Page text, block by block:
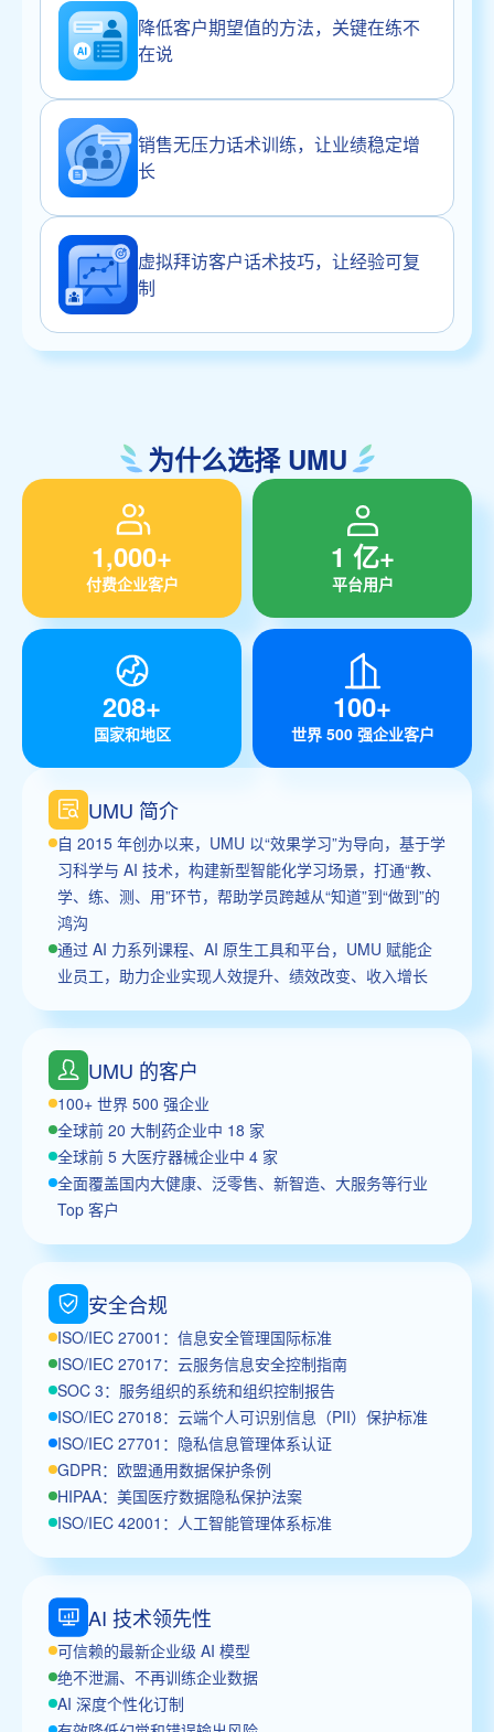
降低客户期望值的方法，关键在练不
在说
销售无压力话术训练，让业绩稳定增
长
虚拟拜访客户话术技巧，让经验可复
制
为什么选择 UMU
1,000+
付费企业客户
1 亿+
平台用户
208+
国家和地区
100+
世界 500 强企业客户
UMU 简介
自 2015 年创办以来，UMU 以“效果学习”为导向，基于学
习科学与 AI 技术，构建新型智能化学习场景，打通“教、
学、练、测、用”环节，帮助学员跨越从“知道”到“做到”的
鸿沟
通过 AI 力系列课程、AI 原生工具和平台，UMU 赋能企
业员工，助力企业实现人效提升、绩效改变、收入增长
UMU 的客户
100+ 世界 500 强企业
全球前 20 大制药企业中 18 家
全球前 5 大医疗器械企业中 4 家
全面覆盖国内大健康、泛零售、新智造、大服务等行业
Top 客户
安全合规
ISO/IEC 27001：信息安全管理国际标准
ISO/IEC 27017：云服务信息安全控制指南
SOC 3：服务组织的系统和组织控制报告
ISO/IEC 27018：云端个人可识别信息（PII）保护标准
ISO/IEC 27701：隐私信息管理体系认证
GDPR：欧盟通用数据保护条例
HIPAA：美国医疗数据隐私保护法案
ISO/IEC 42001：人工智能管理体系标准
AI 技术领先性
可信赖的最新企业级 AI 模型
绝不泄漏、不再训练企业数据
AI 深度个性化订制